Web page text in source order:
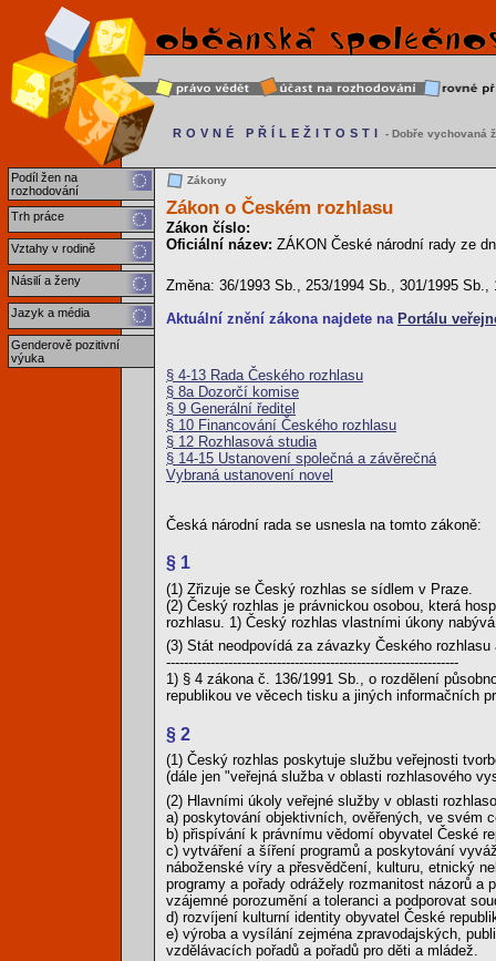
Podíl žen na
rozhodování
Trh práce
Vztahy v rodině
Násilí a ženy
Jazyk a média
Genderově pozitivní
výuka
ROVNÉ PŘÍLEŽITOSTI - Dobře vychovaná
Zákony
Zákon o Českém rozhlasu
Zákon číslo:
Oficiální název: ZÁKON České národní rady ze
Změna: 36/1993 Sb., 253/1994 Sb., 301/1995
Aktuální znění zákona najdete na Portálu
§ 4-13 Rada Českého rozhlasu
§ 8a Dozorčí komise
§ 9 Generální ředitel
§ 10 Financování Českého rozhlasu
§ 12 Rozhlasová studia
§ 14-15 Ustanovení společná a závěrečná
Vybraná ustanovení novel
Česká národní rada se usnesla na tomto zákoně:
§ 1
(1) Zřizuje se Český rozhlas se sídlem v Praze.
(2) Český rozhlas je právnickou osobou, která
rozhlasu. 1) Český rozhlas vlastními úkony
(3) Stát neodpovídá za závazky Českého
------------------------------------------------------------------
1) § 4 zákona č. 136/1991 Sb., o rozdělení
republikou ve věcech tisku a jiných informačních
§ 2
(1) Český rozhlas poskytuje službu veřejnosti
(dále jen "veřejná služba v oblasti rozhlasového
(2) Hlavními úkoly veřejné služby v oblasti
a) poskytování objektivních, ověřených, ve svém
b) přispívání k právnímu vědomí obyvatel České
c) vytváření a šíření programů a poskytování
náboženské víry a přesvědčení, kulturu, etnický
programy a pořady odrážely rozmanitost názorů
vzájemné porozumění a toleranci a podporovat
d) rozvíjení kulturní identity obyvatel České
e) výroba a vysílání zejména zpravodajských,
vzdělávacích pořadů a pořadů pro děti a mládež.